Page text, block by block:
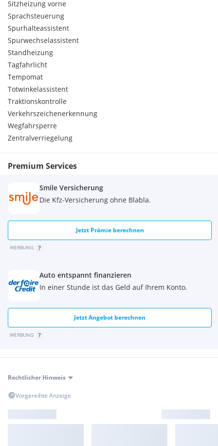
Sitzheizung vorne
Sprachsteuerung
Spurhalteassistent
Spurwechselassistent
Standheizung
Tagfahrlicht
Tempomat
Totwinkelassistent
Traktionskontrolle
Verkehrszeichenerkennung
Wegfahrsperre
Zentralverriegelung
Premium Services
Smile Versicherung
Die Kfz-Versicherung ohne Blabla.
Jetzt Prämie berechnen
WERBUNG
Auto entspannt finanzieren
In einer Stunde ist das Geld auf Ihrem Konto.
Jetzt Angebot berechnen
WERBUNG
Rechtlicher Hinweis
Vorgereihte Anzeige